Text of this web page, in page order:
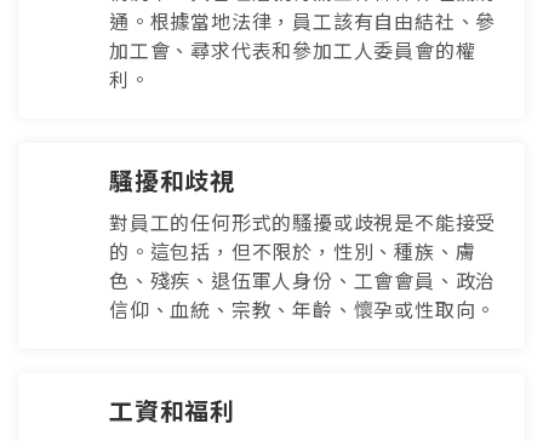
通。根據當地法律，員工該有自由結社、參
加工會、尋求代表和參加工人委員會的權
利。
騷擾和歧視
對員工的任何形式的騷擾或歧視是不能接受
的。這包括，但不限於，性別、種族、膚
色、殘疾、退伍軍人身份、工會會員、政治
信仰、血統、宗教、年齡、懷孕或性取向。
工資和福利